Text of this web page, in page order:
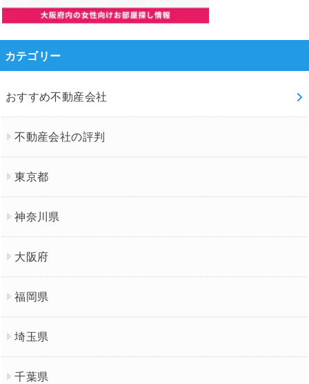
カテゴリー
おすすめ不動産会社
不動産会社の評判
東京都
神奈川県
大阪府
福岡県
埼玉県
千葉県